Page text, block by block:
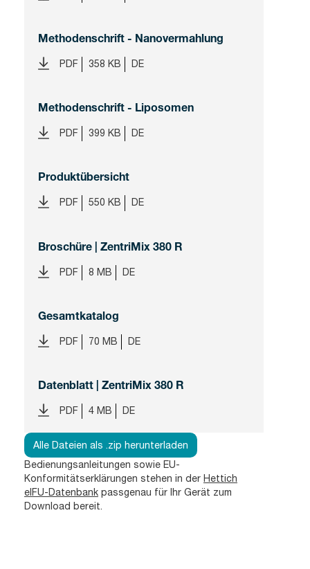
Methodenschrift - Nanovermahlung
PDF 358 KB DE
Methodenschrift - Liposomen
PDF 399 KB DE
Produktübersicht
PDF 550 KB DE
Broschüre | ZentriMix 380 R
PDF 8 MB DE
Gesamtkatalog
PDF 70 MB DE
Datenblatt | ZentriMix 380 R
PDF 4 MB DE
Alle Dateien als .zip herunterladen
Bedienungsanleitungen sowie EU-
Konformitätserklärungen stehen in der Hettich
eIFU-Datenbank passgenau für Ihr Gerät zum
Download bereit.